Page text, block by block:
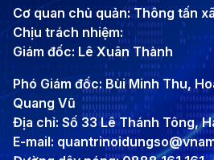
Cơ quan chủ quản: Thông tấn
Chịu trách nhiệm:
Giám đốc: Lê Xuân Thành
Phó Giám đốc: Bùi Minh Thu,
Quang Vũ
Địa chỉ: Số 33 Lê Thánh Tông,
E-mail: